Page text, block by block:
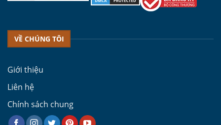
VỀ CHÚNG TÔI
Giới thiệu
Liên hệ
Chính sách chung